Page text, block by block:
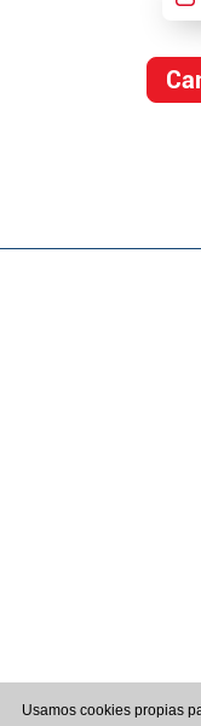
Usamos cookies propias